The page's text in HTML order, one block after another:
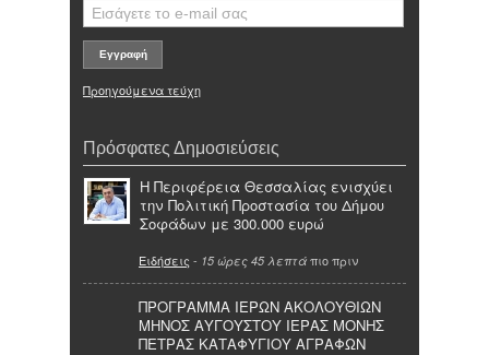
Προηγούμενα τεύχη
Πρόσφατες Δημοσιεύσεις
Η Περιφέρεια Θεσσαλίας ενισχύει
την Πολιτική Προστασία του Δήμου
Σοφάδων με 300.000 ευρώ
Ειδήσεις - 15 ώρες 45 λεπτά πιο πριν
ΠΡΟΓΡΑΜΜΑ ΙΕΡΩΝ ΑΚΟΛΟΥΘΙΩΝ
ΜΗΝΟΣ ΑΥΓΟΥΣΤΟΥ ΙΕΡΑΣ ΜΟΝΗΣ
ΠΕΤΡΑΣ ΚΑΤΑΦΥΓΙΟΥ ΑΓΡΑΦΩΝ